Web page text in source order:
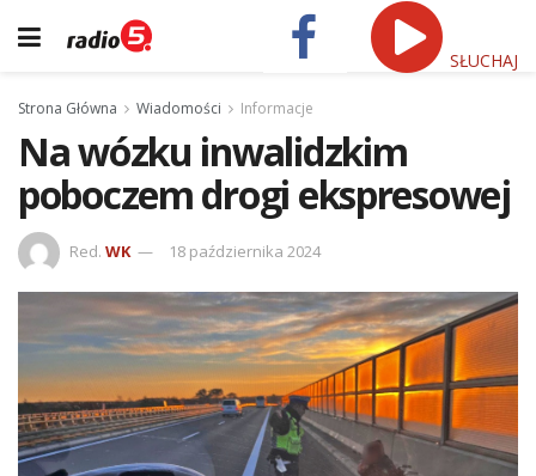
SŁUCHAJ
Strona Główna Wiadomości Informacje
Na wózku inwalidzkim
poboczem drogi ekspresowej
Red. WK 18 października 2024